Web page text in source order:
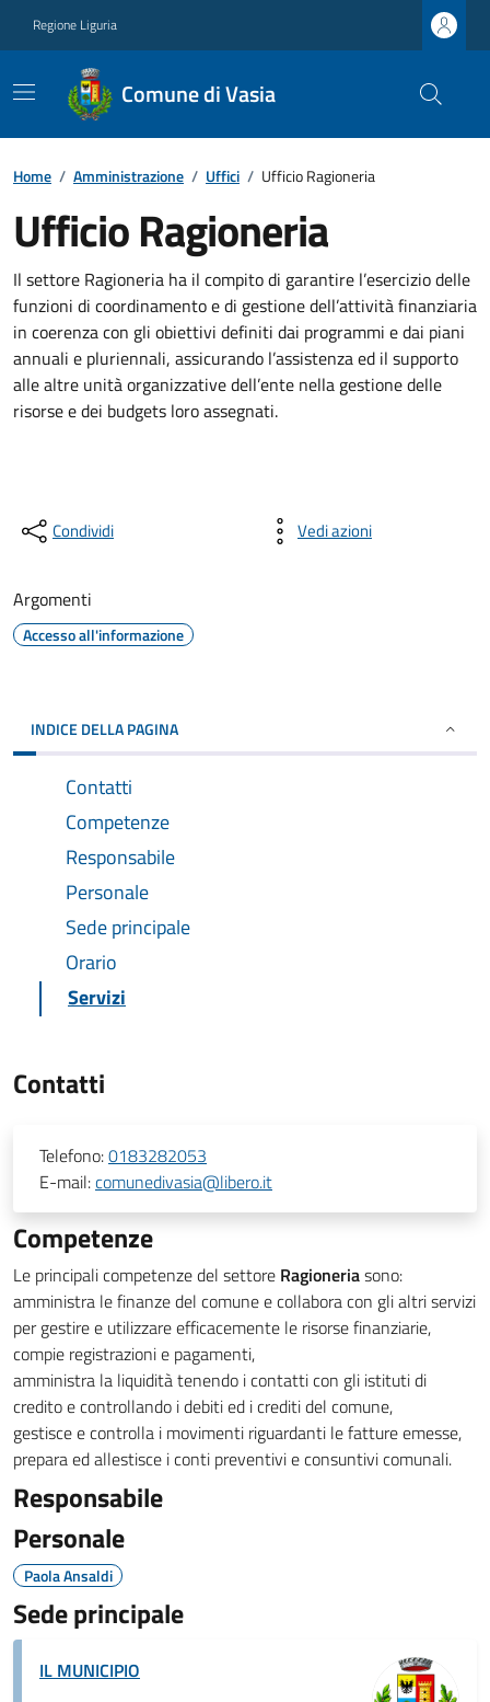
Regione Liguria
Comune di Vasia
Home / Amministrazione / Uffici / Ufficio Ragioneria
Ufficio Ragioneria
Il settore Ragioneria ha il compito di garantire l’esercizio delle
funzioni di coordinamento e di gestione dell’attività finanziaria
in coerenza con gli obiettivi definiti dai programmi e dai piani
annuali e pluriennali, assicurando l’assistenza ed il supporto
alle altre unità organizzative dell’ente nella gestione delle
risorse e dei budgets loro assegnati.
Condividi Vedi azioni
Argomenti
Accesso all'informazione
INDICE DELLA PAGINA
Contatti
Competenze
Responsabile
Personale
Sede principale
Orario
Servizi
Contatti
Telefono:0183282053
E-mail:comunedivasia@libero.it
Competenze
Le principali competenze del settore Ragioneriasono:
amministra le finanze del comune e collabora con gli altri servizi
per gestire e utilizzare efficacemente le risorse finanziarie,
compie registrazioni e pagamenti,
amministra la liquidità tenendo i contatti con gli istituti di
credito e controllando i debiti ed i crediti del comune,
gestisce e controlla i movimenti riguardanti le fatture emesse,
prepara ed allestisce i conti preventivi e consuntivi comunali.
Responsabile
Personale
Paola Ansaldi
Sede principale
IL MUNICIPIO